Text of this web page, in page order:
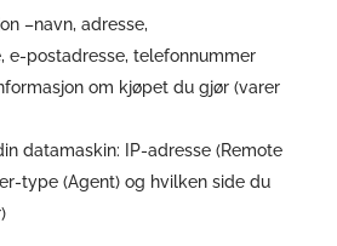
–navn, adresse,
e-postadresse, telefonnummer
om kjøpet du gjør (varer
datamaskin: IP-adresse (Remote
type (Agent) og hvilken side du